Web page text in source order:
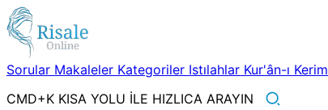
Sorular Makaleler Kategoriler Istılahlar Kur'ân-ı Kerim
CMD+K KISA YOLU İLE HIZLICA ARAYIN